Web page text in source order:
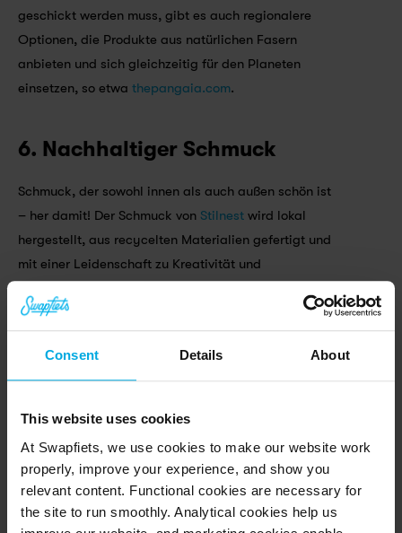
Consent Details About
This website uses cookies
At Swapfiets, we use cookies to make our website work
properly, improve your experience, and show you
relevant content. Functional cookies are necessary for
the site to run smoothly. Analytical cookies help us
geschickt werden muss, gibt es auch regionalere
Optionen, die Produkte aus natürlichen Fasern
anbieten und sich gleichzeitig für den Planeten
einsetzen, so etwa thepangaia.com.
6. Nachhaltiger Schmuck
Schmuck, der sowohl innen als auch außen schön ist
– her damit! Der Schmuck von Stilnest wird lokal
hergestellt, aus recycelten Materialien gefertigt und
mit einer Leidenschaft zu Kreativität und
7. Ein Swapfiets Abo!
wir dieses auf der Liste vergessen haben, oder?
Schenke dieses Jahr das Geschenk der Freiheit.
Unsere Abos reichen von einfachen City Rädern
über Hollandrädern bis hin zu hochwertigen E-Bikes.